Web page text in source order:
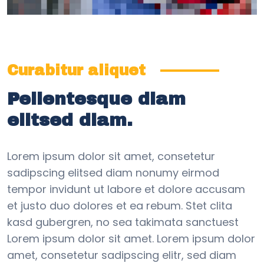
Curabitur aliquet
Pellentesque diam
elitsed diam.
Lorem ipsum dolor sit amet, consetetur
sadipscing elitsed diam nonumy eirmod
tempor invidunt ut labore et dolore accusam
et justo duo dolores et ea rebum. Stet clita
kasd gubergren, no sea takimata sanctuest
Lorem ipsum dolor sit amet. Lorem ipsum dolor
amet, consetetur sadipscing elitr, sed diam